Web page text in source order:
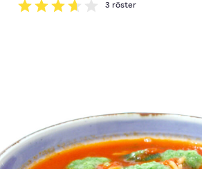
Betyg: 3.67 av 5
3 röster